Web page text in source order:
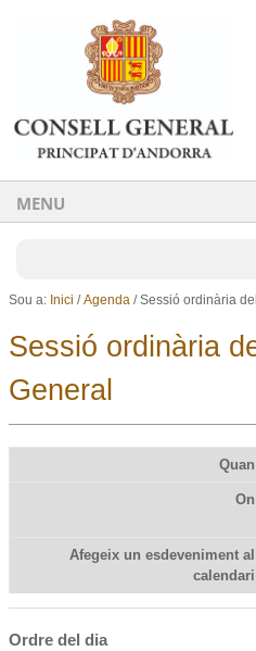
Ves al contingut.
Salta a la navegació
MENU
Sou a: Inici /Agenda /Sessió ordinària
Sessió ordinària
General
Quan
On
Afegeix un esdeveniment al
calendari
Ordre del dia